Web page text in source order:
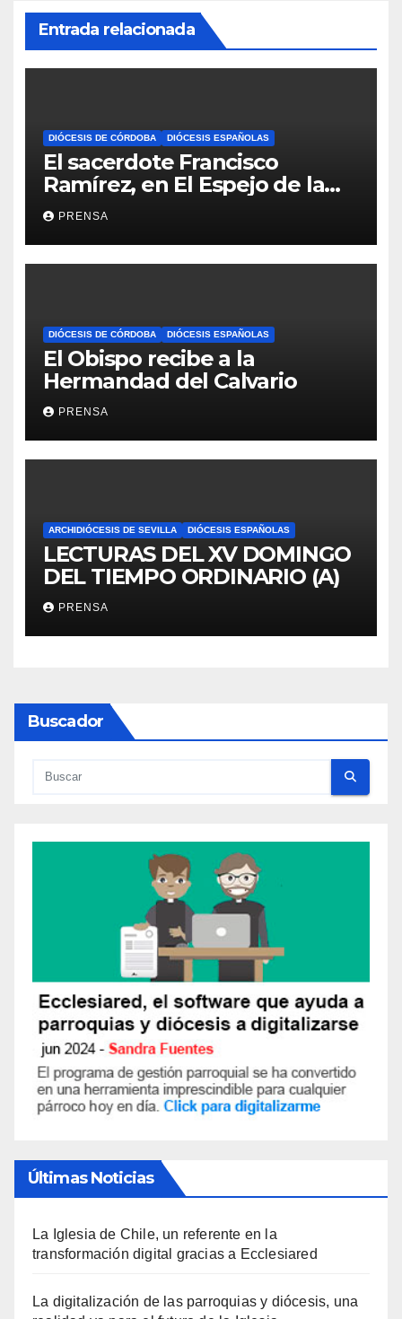
Entrada relacionada
DIÓCESIS DE CÓRDOBA DIÓCESIS ESPAÑOLAS
El sacerdote Francisco
Ramírez, en El Espejo de la
Iglesia
PRENSA
DIÓCESIS DE CÓRDOBA DIÓCESIS ESPAÑOLAS
El Obispo recibe a la
Hermandad del Calvario
PRENSA
ARCHIDIÓCESIS DE SEVILLA DIÓCESIS ESPAÑOLAS
LECTURAS DEL XV DOMINGO
DEL TIEMPO ORDINARIO (A)
PRENSA
Buscador
Últimas Noticias
La Iglesia de Chile, un referente en la
transformación digital gracias a Ecclesiared
La digitalización de las parroquias y diócesis, una